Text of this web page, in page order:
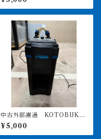
引き取り限定
中古外部濾過 KOTOBUKI
POWERBOX V1200 引き取
り限定
¥5,000